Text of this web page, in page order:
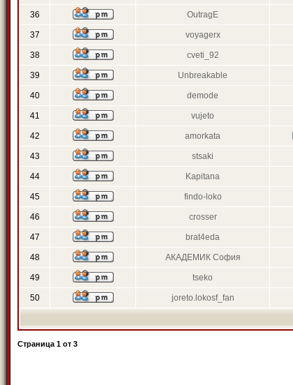
36 OutragE
37 voyagerx
38 cveti_92
39 Unbreakable
40 demode
41 vujeto
42 amorkata
43 stsaki
44 Kapitana
45 findo-loko
46 crosser
47 brat4eda
48 АКАДЕМИК София
49 tseko
50 joreto.lokosf_fan
Страница 1 от 3